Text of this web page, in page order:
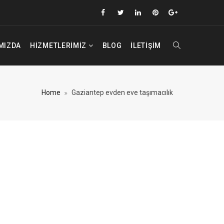
HIZMETLERIMIZ BLOG İLETIŞIM
Home Gaziantep evden eve taşımacılık